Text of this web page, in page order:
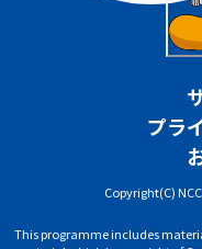
プラ
Copyright(C)
This programme includes